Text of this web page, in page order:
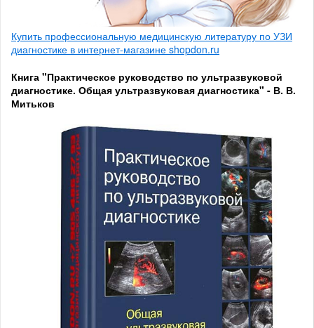
Купить профессиональную медицинскую литературу по УЗИ
диагностике в интернет-магазине shopdon.ru
Книга "Практическое руководство по ультразвуковой
диагностике. Общая ультразвуковая диагностика" - В. В.
Митьков